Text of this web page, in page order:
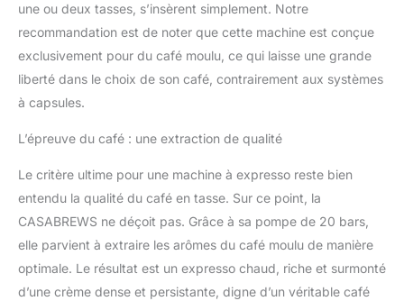
Vous pouvez regarder
plus de VIDÉOS
INSTRUCTIONNELLES
en cliquant sur Visiter la
boutique CASABREWS
une ou deux tasses, s’insèrent simplement. Notre
recommandation est de noter que cette machine est conçue
exclusivement pour du café moulu, ce qui laisse une grande
liberté dans le choix de son café, contrairement aux systèmes
à capsules.
L’épreuve du café : une extraction de qualité
Le critère ultime pour une machine à expresso reste bien
entendu la qualité du café en tasse. Sur ce point, la
CASABREWS ne déçoit pas. Grâce à sa pompe de 20 bars,
elle parvient à extraire les arômes du café moulu de manière
optimale. Le résultat est un expresso chaud, riche et surmonté
d’une crème dense et persistante, digne d’un véritable café